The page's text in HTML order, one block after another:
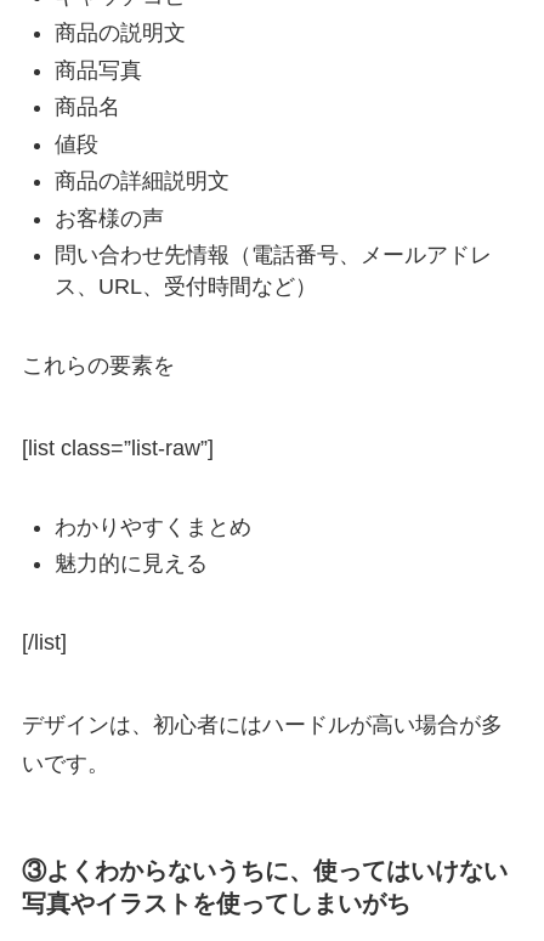
商品の説明文
商品写真
商品名
値段
商品の詳細説明文
お客様の声
問い合わせ先情報（電話番号、メールアドレ
ス、URL、受付時間など）
これらの要素を
[list class=”list-raw”]
わかりやすくまとめ
魅力的に見える
[/list]
デザインは、初心者にはハードルが高い場合が多
いです。
③よくわからないうちに、使ってはいけない
写真やイラストを使ってしまいがち